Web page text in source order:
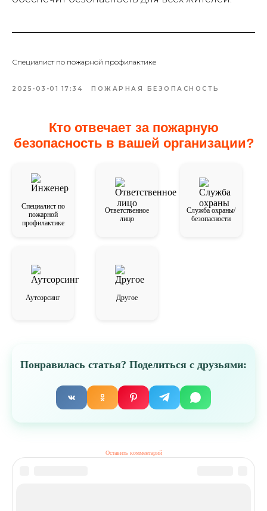
Специалист по пожарной профилактике
2025-03-01 17:34 ПОЖАРНАЯ БЕЗОПАСНОСТЬ
Кто отвечает за пожарную
безопасность в вашей организации?
Специалист по
пожарной
профилактике
Ответственное
лицо
Служба охраны/
безопасности
Аутсорсинг Другое
Понравилась статья? Поделиться с друзьями:
Оставить комментарий